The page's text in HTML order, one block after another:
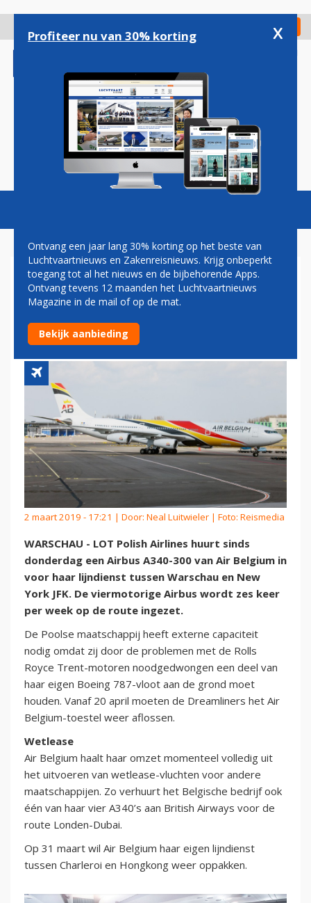
gaan
Check in
Magazine Podcasts Vacatures
LOT POLISH AIRLINES MET
AIR BELGIUM NAAR DE
VERENIGDE STATEN
2 maart 2019 - 17:21 | Door: Neal Luitwieler | Foto: Reismedia
WARSCHAU - LOT Polish Airlines huurt sinds
donderdag een Airbus A340-300 van Air Belgium in
voor haar lijndienst tussen Warschau en New
York JFK. De viermotorige Airbus wordt zes keer
per week op de route ingezet.
De Poolse maatschappij heeft externe capaciteit
nodig omdat zij door de problemen met de Rolls
Royce Trent-motoren noodgedwongen een deel van
haar eigen Boeing 787-vloot aan de grond moet
houden. Vanaf 20 april moeten de Dreamliners het Air
Belgium-toestel weer aflossen.
Wetlease
Air Belgium haalt haar omzet momenteel volledig uit
het uitvoeren van wetlease-vluchten voor andere
maatschappijen. Zo verhuurt het Belgische bedrijf ook
één van haar vier A340’s aan British Airways voor de
route Londen-Dubai.
Op 31 maart wil Air Belgium haar eigen lijndienst
tussen Charleroi en Hongkong weer oppakken.
Profiteer nu van 30% korting x
Ontvang een jaar lang 30% korting op het beste van
Luchtvaartnieuws en Zakenreisnieuws. Krijg onbeperkt
toegang tot al het nieuws en de bijbehorende Apps.
Ontvang tevens 12 maanden het Luchtvaartnieuws
Magazine in de mail of op de mat.
Bekijk aanbieding